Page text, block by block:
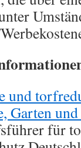
und
Garten
für